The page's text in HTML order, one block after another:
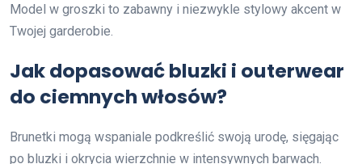
Model w groszki to zabawny i niezwykle stylowy akcent w
Twojej garderobie.
Jak dopasować bluzki i outerwear
do ciemnych włosów?
Brunetki mogą wspaniale podkreślić swoją urodę, sięgając
po bluzki i okrycia wierzchnie w intensywnych barwach.